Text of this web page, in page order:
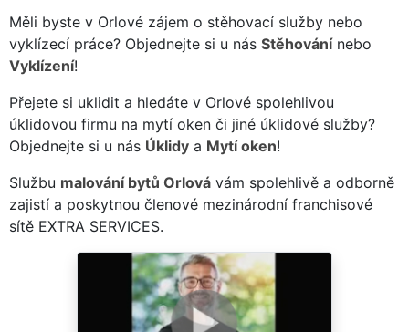
Měli byste v Orlové zájem o stěhovací služby nebo
vyklízecí práce? Objednejte si u nás Stěhovánínebo
Vyklízení!
Přejete si uklidit a hledáte v Orlové spolehlivou
úklidovou firmu na mytí oken či jiné úklidové služby?
Objednejte si u nás Úklidy a Mytí oken!
Službu malování bytů Orlová vám spolehlivě a odborně
zajistí a poskytnou členové mezinárodní franchisové
sítě EXTRA SERVICES.